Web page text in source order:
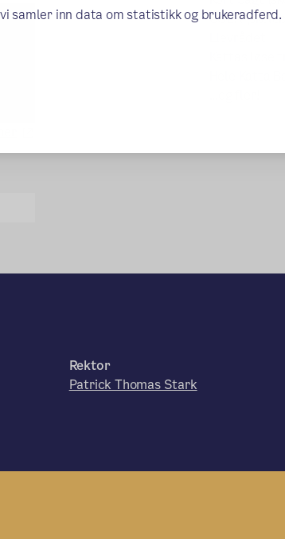
samler inn data om statistikk og brukeradferd.
UGLA
Kattas
Rektor
Patrick Thomas Stark